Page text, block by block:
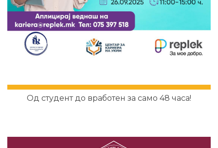
Од студент до вработен за само 48 часа!